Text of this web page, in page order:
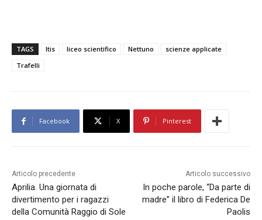
TAGS Itis liceo scientifico Nettuno
scienze applicate
Trafelli
Facebook X Pinterest
Articolo precedente
Aprilia. Una giornata di
divertimento per i ragazzi
della Comunità Raggio di Sole
Articolo successivo
In poche parole, “Da parte di
madre” il libro di Federica De
Paolis